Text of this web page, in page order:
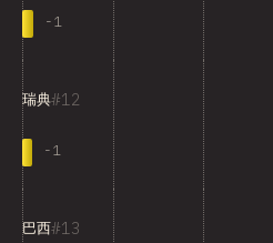
-1
12
瑞典
-1
13
巴西